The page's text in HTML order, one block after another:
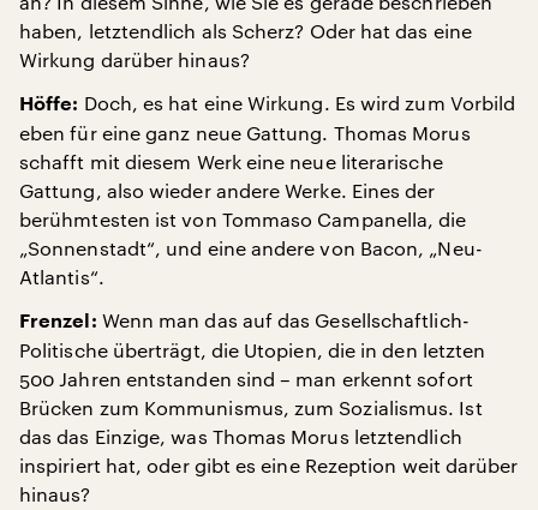
haben, letztendlich als Scherz? Oder hat das eine
Wirkung darüber hinaus?
Höffe: Doch, es hat eine Wirkung. Es wird zum Vorbild
eben für eine ganz neue Gattung. Thomas Morus
schafft mit diesem Werk eine neue literarische
Gattung, also wieder andere Werke. Eines der
berühmtesten ist von Tommaso Campanella, die
„Sonnenstadt“, und eine andere von Bacon, „Neu-
Atlantis“.
Frenzel: Wenn man das auf das Gesellschaftlich-
Politische überträgt, die Utopien, die in den letzten
500 Jahren entstanden sind – man erkennt sofort
Brücken zum Kommunismus, zum Sozialismus. Ist
das das Einzige, was Thomas Morus letztendlich
inspiriert hat, oder gibt es eine Rezeption weit darüber
hinaus?